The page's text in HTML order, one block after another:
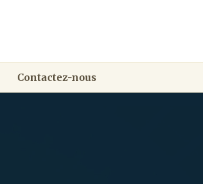
Contactez-nous